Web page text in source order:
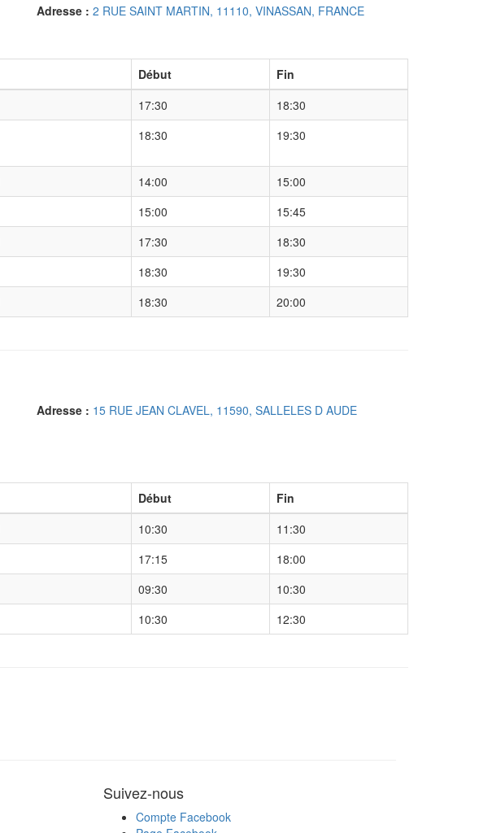
Adresse : 2 RUE SAINT MARTIN, 11110, VINASSAN, FRANCE
Début
Fin
17:30
18:30
18:30 19:30
14:00
15:00
15:00
15:45
17:30
18:30
18:30
19:30
18:30 20:00
Adresse : 15 RUE JEAN CLAVEL, 11590, SALLELES D AUDE
Début
Fin
10:30
11:30
17:15
18:00
09:30
10:30
10:30 12:30
Suivez-nous
Compte Facebook